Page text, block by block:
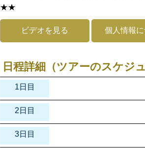
★★
ビデオを見る 個人情報
日程詳細（ツアーのスケジュ
1日目
2日目
3日目